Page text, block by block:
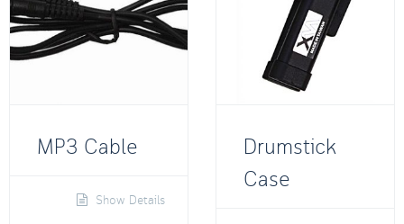
MP3 Cable
Show Details
Drumstick
Case